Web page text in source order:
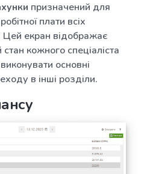
призначений для
плати всіх
Цей екран відображає
кожного спеціаліста
основні
в інші розділи.